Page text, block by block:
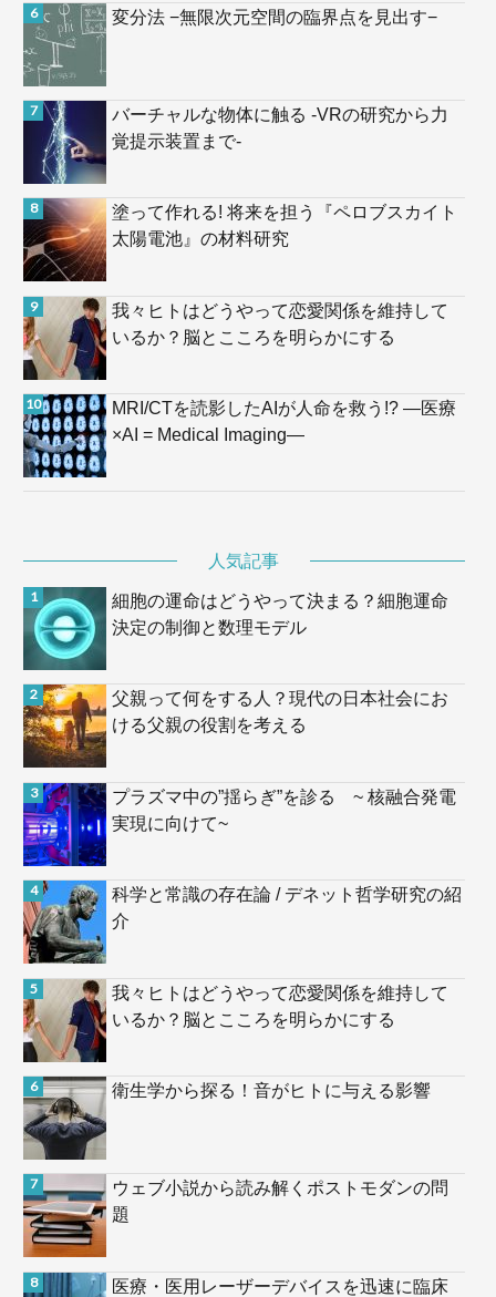
変分法 −無限次元空間の臨界点を見出す−
バーチャルな物体に触る -VRの研究から力
覚提示装置まで-
塗って作れる! 将来を担う『ペロブスカイト
太陽電池』の材料研究
我々ヒトはどうやって恋愛関係を維持して
いるか？脳とこころを明らかにする
MRI/CTを読影したAIが人命を救う!? —医療
×AI = Medical Imaging—
人気記事
細胞の運命はどうやって決まる？細胞運命
決定の制御と数理モデル
父親って何をする人？現代の日本社会にお
ける父親の役割を考える
プラズマ中の”揺らぎ”を診る ~ 核融合発電
実現に向けて~
科学と常識の存在論 / デネット哲学研究の紹
介
我々ヒトはどうやって恋愛関係を維持して
いるか？脳とこころを明らかにする
衛生学から探る！音がヒトに与える影響
ウェブ小説から読み解くポストモダンの問
題
医療・医用レーザーデバイスを迅速に臨床